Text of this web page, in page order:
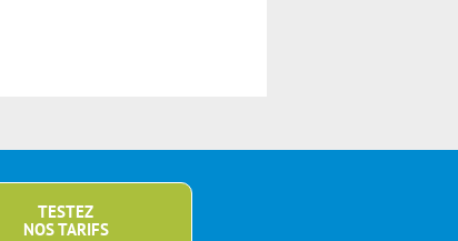
TESTEZ
NOS TARIFS